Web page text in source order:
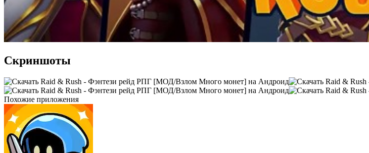
Скриншоты
Похожие приложения